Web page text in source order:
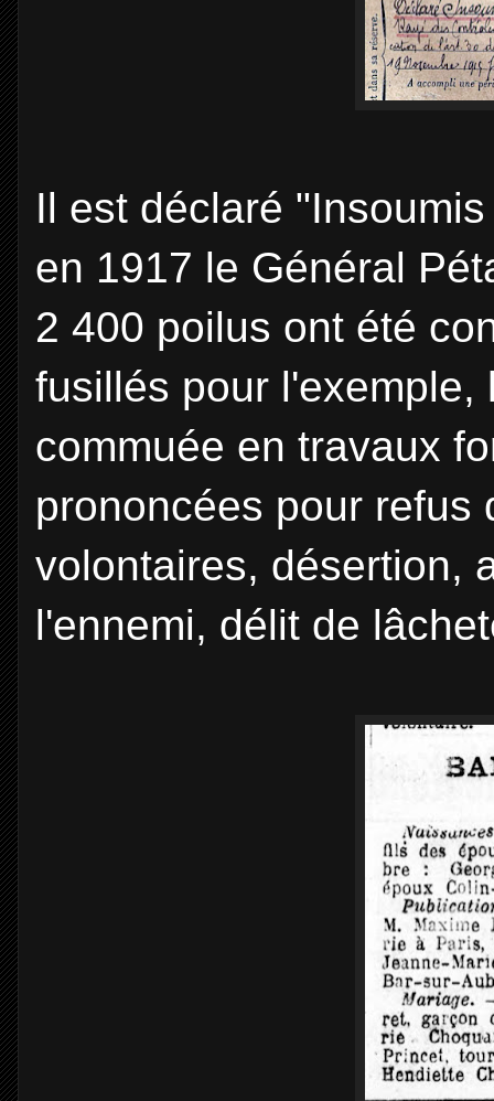
Il est déclaré
en 1917 le Général
2 400 poilus ont été
fusillés pour
commuée en travaux
prononcées pour refus
volontaires, désertion,
l'ennemi, délit de